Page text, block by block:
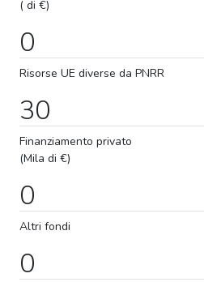
( di €)
0
Risorse UE diverse da PNRR
30
Finanziamento privato
(Mila di €)
0
Altri fondi
0